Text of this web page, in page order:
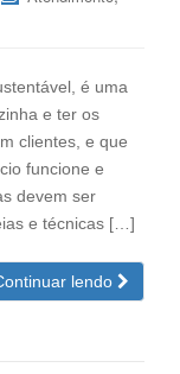
é uma
e ter os
clientes, e que
funcione e
devem ser
e técnicas […]
lendo